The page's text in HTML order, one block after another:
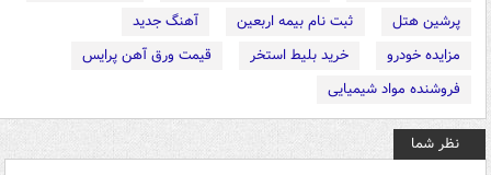
پرشین هتل
ثبت نام بیمه اربعین
آهنگ جدید
مزایده خودرو
خرید بلیط استخر
قیمت ورق آهن پرایس
فروشنده مواد شیمیایی
نظر شما